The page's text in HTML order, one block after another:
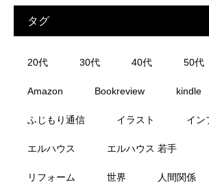
タグ
20代 30代 40代 50代
Amazon Bookreview kindle
ふじもり通信 イラスト イン
エルハウス エルハウス 若手
リフォーム 世界 人間関係